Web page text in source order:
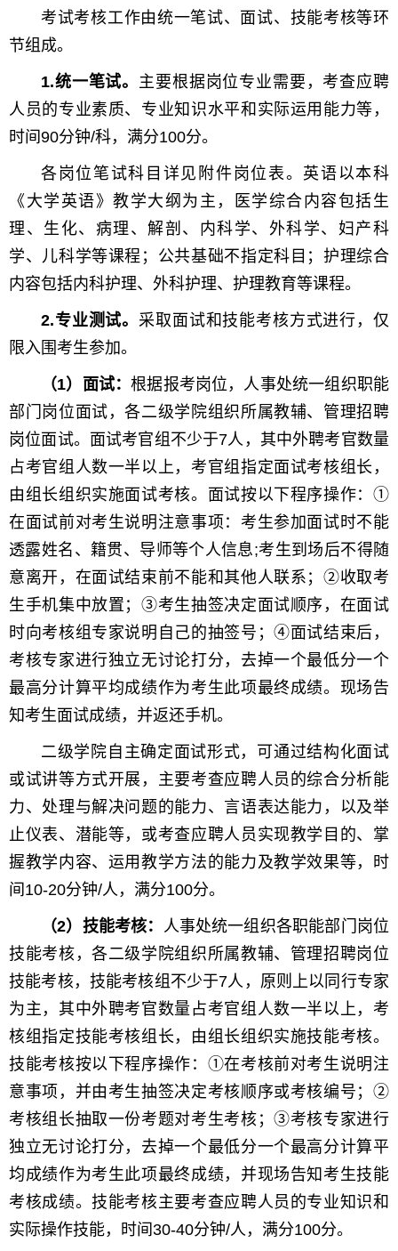
考试考核工作由统一笔试、面试、技能考核等环
节组成。
1.统一笔试。 主要根据岗位专业需要，考查应聘
人员的专业素质、专业知识水平和实际运用能力等，
时间90分钟/科，满分100分。
各岗位笔试科目详见附件岗位表。英语以本科
《大学英语》教学大纲为主，医学综合内容包括生
理、生化、病理、解剖、内科学、外科学、妇产科
学、儿科学等课程；公共基础不指定科目；护理综合
内容包括内科护理、外科护理、护理教育等课程。
2.专业测试。采取面试和技能考核方式进行，仅
限入围考生参加。
（1）面试：根据报考岗位，人事处统一组织职能
部门岗位面试，各二级学院组织所属教辅、管理招聘
岗位面试。面试考官组不少于7人，其中外聘考官数量
占考官组人数一半以上，考官组指定面试考核组长，
由组长组织实施面试考核。面试按以下程序操作：①
在面试前对考生说明注意事项：考生参加面试时不能
透露姓名、籍贯、导师等个人信息;考生到场后不得随
意离开，在面试结束前不能和其他人联系；②收取考
生手机集中放置；③考生抽签决定面试顺序，在面试
时向考核组专家说明自己的抽签号；④面试结束后，
考核专家进行独立无讨论打分，去掉一个最低分一个
最高分计算平均成绩作为考生此项最终成绩。现场告
知考生面试成绩，并返还手机。
二级学院自主确定面试形式，可通过结构化面试
或试讲等方式开展，主要考查应聘人员的综合分析能
力、处理与解决问题的能力、言语表达能力，以及举
止仪表、潜能等，或考查应聘人员实现教学目的、掌
握教学内容、运用教学方法的能力及教学效果等，时
间10-20分钟/人，满分100分。
（2）技能考核： 人事处统一组织各职能部门岗位
技能考核，各二级学院组织所属教辅、管理招聘岗位
技能考核，技能考核组不少于7人，原则上以同行专家
为主，其中外聘考官数量占考官组人数一半以上，考
核组指定技能考核组长，由组长组织实施技能考核。
技能考核按以下程序操作：①在考核前对考生说明注
意事项，并由考生抽签决定考核顺序或考核编号；②
考核组长抽取一份考题对考生考核；③考核专家进行
独立无讨论打分，去掉一个最低分一个最高分计算平
均成绩作为考生此项最终成绩，并现场告知考生技能
考核成绩。技能考核主要考查应聘人员的专业知识和
实际操作技能，时间30-40分钟/人，满分100分。